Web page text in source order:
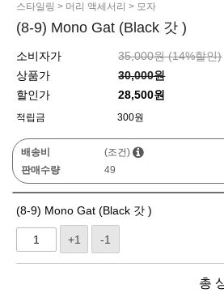
스타일링 > 머리 액세서리 > 모자
(8-9) Mono Gat (Black 갓 )
소비자가 35,000원 (14%할인)
상품가
30,000원
할인가
28,500원
적립금 300원
배송비
(조건)
판매수량
49
(8-9) Mono Gat (Black 갓 )
+1 -1
총